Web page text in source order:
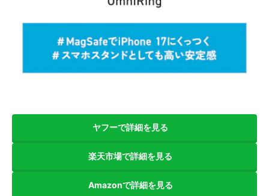
ヤフーで詳細を見る
楽天市場で詳細を見る
Amazonで詳細を見る